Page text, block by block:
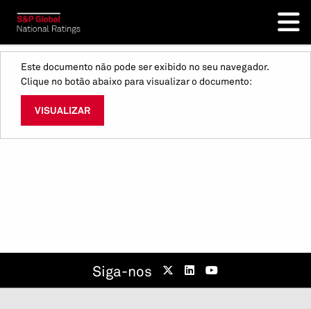
Este documento não pode ser exibido no seu navegador.
Clique no botão abaixo para visualizar o documento:
VISUALIZAR
Siga-nos